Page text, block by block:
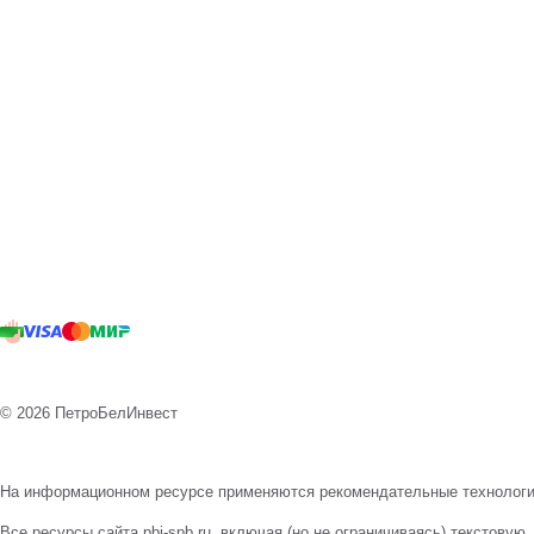
© 2026 ПетроБелИнвест
На информационном ресурсе применяются рекомендательные